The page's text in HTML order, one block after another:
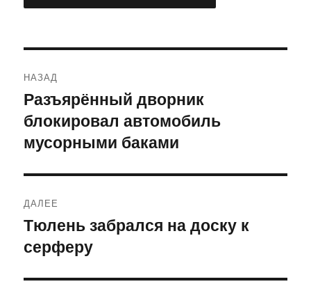
по
записям
НАЗАД
Предыдущая
запись:
Разъярённый дворник
блокировал автомобиль
мусорными баками
ДАЛЕЕ
Следующая
запись:
Тюлень забрался на доску к
серферу